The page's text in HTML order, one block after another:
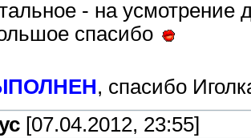
- на усмотрение
спасибо
, спасибо
[07.04.2012, 23:55]